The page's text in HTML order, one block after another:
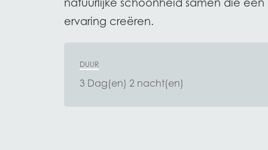
natuurlijke schoonheid samen die
ervaring creëren.
DUUR
3 Dag(en) 2 nacht(en)